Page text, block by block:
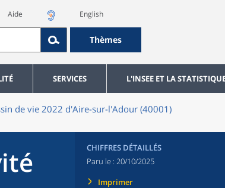
Aide English
Thèmes
SERVICES L'INSEE ET LA
de vie 2022 d'Aire-sur-l'Adour (40001)
CHIFFRES DÉTAILLÉS
Paru le : 20/10/2025
Imprimer